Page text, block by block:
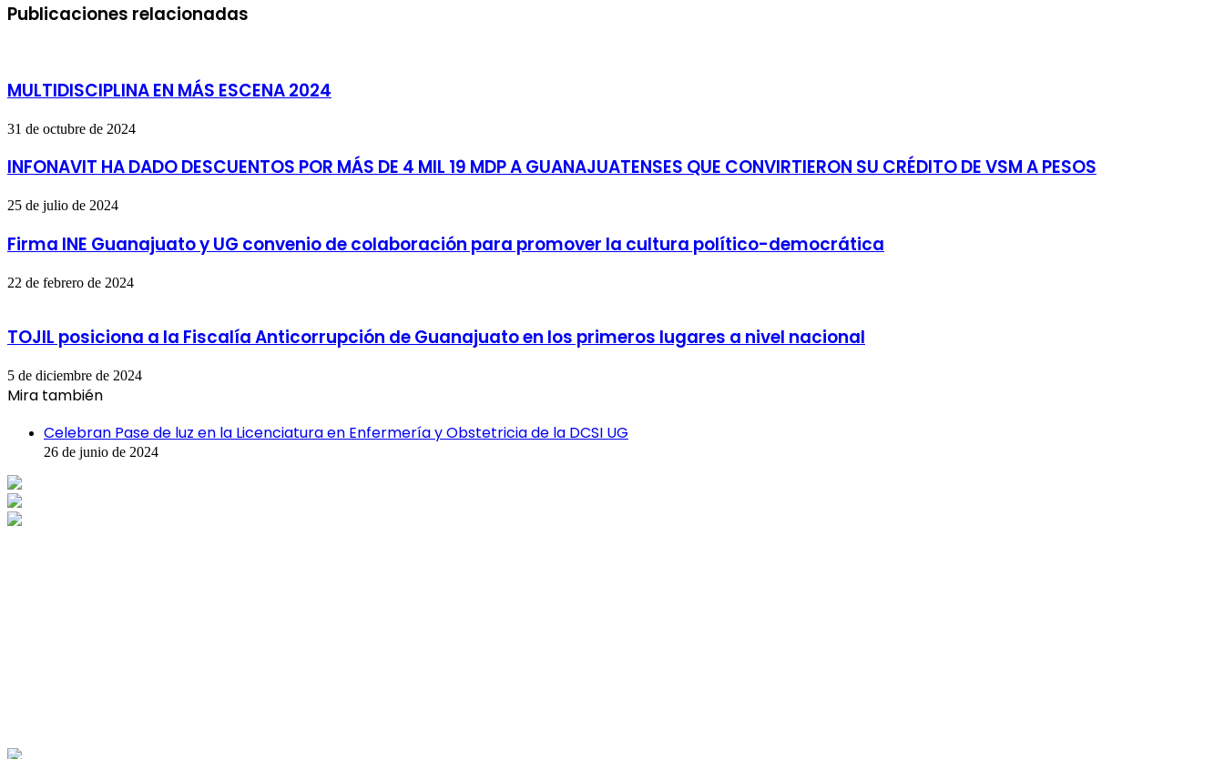
Publicaciones relacionadas
MULTIDISCIPLINA EN MÁS ESCENA 2024
31 de octubre de 2024
INFONAVIT HA DADO DESCUENTOS POR MÁS DE 4 MIL 19 MDP A GUANAJUATENSES QUE CONVIRTIERON SU CRÉDITO DE VSM A PESOS
25 de julio de 2024
Firma INE Guanajuato y UG convenio de colaboración para promover la cultura político-democrática
22 de febrero de 2024
TOJIL posiciona a la Fiscalía Anticorrupción de Guanajuato en los primeros lugares a nivel nacional
5 de diciembre de 2024
Mira también
Celebran Pase de luz en la Licenciatura en Enfermería y Obstetricia de la DCSI UG
26 de junio de 2024